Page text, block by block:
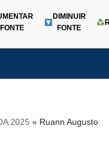
Menu
FONTE
DIMINUIR
FONTE
2025 » Ruann Augusto